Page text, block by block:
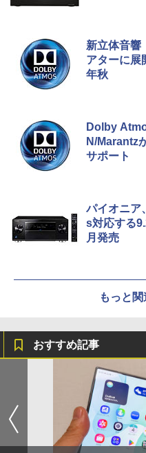
新立体音
アターに展
年秋
Dolby
N/Marantz
サポート
パイオニア
s対応する
月発売
もっと
おすすめ記事